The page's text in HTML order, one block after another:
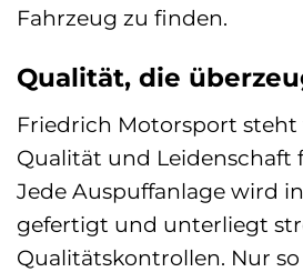
Fahrzeug zu finden.
Qualität, die
Friedrich Motorsport
Qualität und Leidenschaft
Jede Auspuffanlage wird
gefertigt und unterliegt
Qualitätskontrollen. Nur